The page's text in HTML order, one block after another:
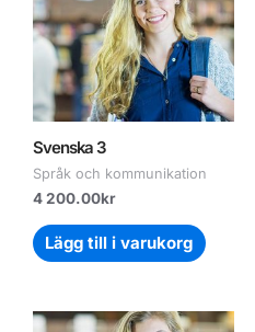
Svenska 3
Språk och kommunikation
4 200.00kr
Lägg till i varukorg